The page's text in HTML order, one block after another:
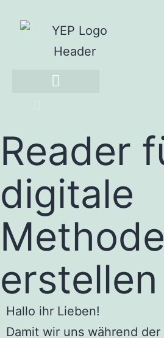
Reader
digitale
erstellen
Hallo ihr Lieben!
Damit wir uns während der